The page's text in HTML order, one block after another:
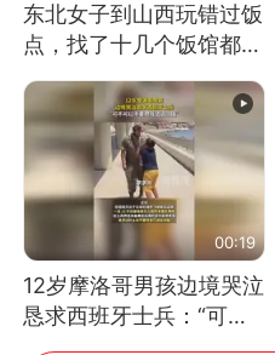
东北女子到山西玩错过饭
点，找了十几个饭馆都没
开门：午休到几点
00:19
12岁摩洛哥男孩边境哭泣
恳求西班牙士兵：“可不
可以不要把我遣返回国”